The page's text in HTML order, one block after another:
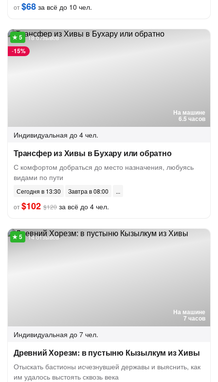
от$68 за всё до 10 чел.
На машине
6.5 часов
-15%
18 отзывов
Индивидуальная до 4 чел.
Трансфер из Хивы в Бухару или обратно
С комфортом добраться до место назначения, любуясь
видами по пути
Сегодня в 13:30
Завтра в 08:00
от$102 $120 за всё до 4 чел.
На машине
7 часов
14 отзывов
Индивидуальная до 7 чел.
Древний Хорезм: в пустыню Кызылкум из Хивы
Отыскать бастионы исчезнувшей державы и выяснить, как
им удалось выстоять сквозь века